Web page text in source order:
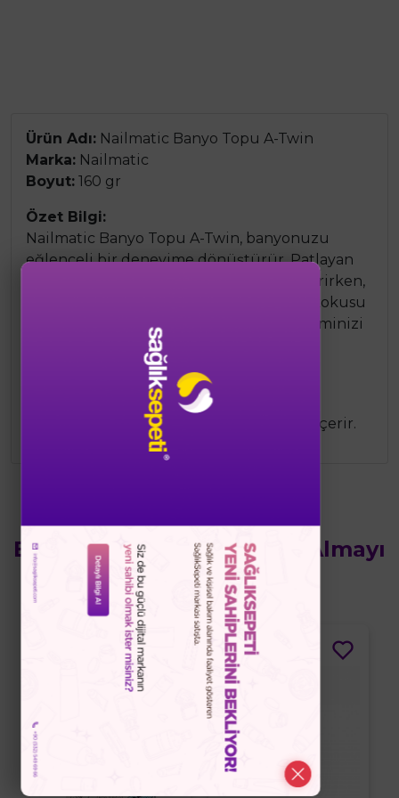
Ürün Adı: Nailmatic Banyo Topu A-Twin
Marka: Nailmatic
Boyut: 160 gr
Özet Bilgi:
Nailmatic Banyo Topu A-Twin, banyonuzu
eğlenceli bir deneyime dönüştürür. Patlayan
renkli efektleriyle banyonuzu renklendirirken,
cildinizi nemlendirir ve yumuşatır. Hoş kokusu
ve rahatlatıcı özellikleri ile banyo deneyiminizi
keyifli hale getirir.
Ürün Bileşenleri:
Nailmatic Banyo Topu, doğal tuzlar,
nemlendirici yağlar ve renkli bileşenler içerir.
Bu Ürünün Yanında Satın Almayı
Düşünebilirsiniz